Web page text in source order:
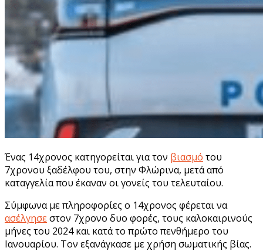
Ένας 14χρονος κατηγορείται για τον βιασμό του
7χρονου ξαδέλφου του, στην Φλώρινα, μετά από
καταγγελία που έκαναν οι γονείς του τελευταίου.
Σύμφωνα με πληροφορίες ο 14χρονος φέρεται να
ασέλγησεστον 7χρονο δυο φορές, τους καλοκαιρινούς
μήνες του 2024 και κατά το πρώτο πενθήμερο του
Ιανουαρίου. Τον εξανάγκασε με χρήση σωματικής βίας.